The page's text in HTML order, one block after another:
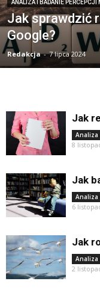
ANALIZA I BADANIE PERCEPCJI
Jak sprawdzić
Google?
Redakcja - 7 lipca 2024
Jak
8
Jak
6
Jak
2